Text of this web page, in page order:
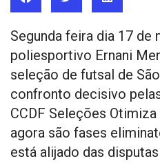
Segunda feira dia 17 de
poliesportivo Ernani
seleção de futsal de
confronto decisivo
CCDF Seleções
agora são fases
está alijado das